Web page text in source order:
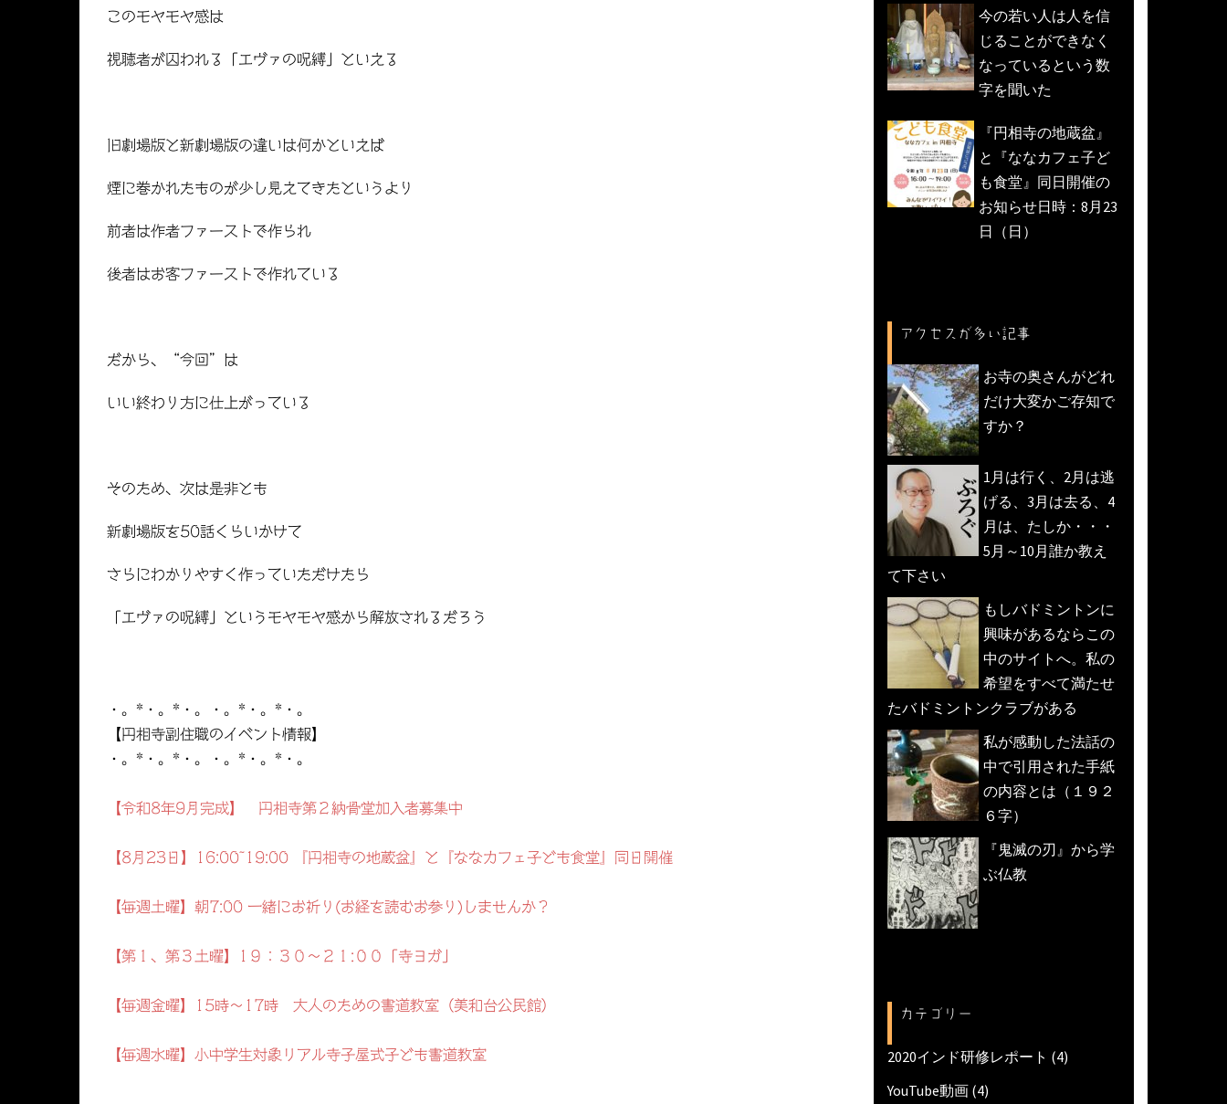
このモヤモヤ感は
視聴者が囚われる「エヴァの呪縛」といえる
旧劇場版と新劇場版の違いは何かといえば
煙に巻かれたものが少し見えてきたというより
前者は作者ファーストで作られ
後者はお客ファーストで作れている
だから、“今回”は
いい終わり方に仕上がっている
そのため、次は是非とも
新劇場版を50話くらいかけて
さらにわかりやすく作っていただけたら
「エヴァの呪縛」というモヤモヤ感から解放されるだろう
・。*・。*・。・。*・。*・。
【円相寺副住職のイベント情報】
・。*・。*・。・。*・。*・。
【令和8年9月完成】 円相寺第２納骨堂加入者募集中
【8月23日】16:00~19:00 『円相寺の地蔵盆』と『ななカフェ子ども食堂』同日開催
【毎週土曜】朝7:00 一緒にお祈り(お経を読むお参り)しませんか？
【第１、第３土曜】1９：３０～２１:００「寺ヨガ」
【毎週金曜】15時～17時 大人のための書道教室（美和台公民館）
【毎週水曜】小中学生対象リアル寺子屋式子ども書道教室
今の若い人は人を信
じることができなく
なっているという数
字を聞いた
『円相寺の地蔵盆』
と『ななカフェ子ど
も食堂』同日開催の
お知らせ日時：8月23
日（日）
アクセスが多い記事
お寺の奥さんがどれ
だけ大変かご存知で
すか？
1月は行く、2月は逃
げる、3月は去る、4
月は、たしか・・・
5月～10月誰か教え
て下さい
もしバドミントンに
興味があるならこの
中のサイトへ。私の
希望をすべて満たせ
たバドミントンクラブがある
私が感動した法話の
中で引用された手紙
の内容とは（１９２
６字）
『鬼滅の刃』から学
ぶ仏教
カテゴリー
2020インド研修レポート (4)
YouTube動画 (4)